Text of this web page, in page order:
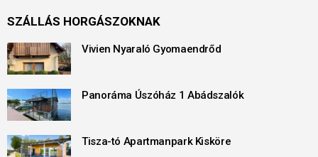
SZÁLLÁS HORGÁSZOKNAK
Vivien Nyaraló Gyomaendrőd
Panoráma Úszóház 1 Abádszalók
Tisza-tó Apartmanpark Kisköre